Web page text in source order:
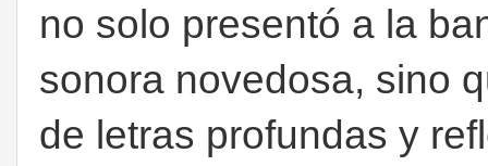
no solo presentó a la
sonora novedosa, sino
de letras profundas y